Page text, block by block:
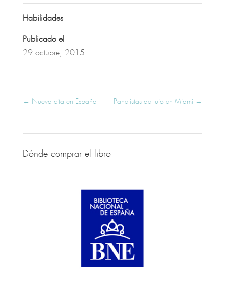
Habilidades
Publicado el
29 octubre, 2015
← Nueva cita en España Panelistas de lujo en Miami →
Dónde comprar el libro